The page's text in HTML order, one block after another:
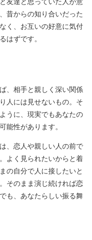
友達と思っていた人が意
昔からの知り合いだった
く、お互いの好意に気付
はずです。
、相手と親しく深い関係
人には見せないもの。そ
うに、現実でもあなたの
能性があります。
、恋人や親しい人の前で
よく見られたいからと着
の自分で人に接したいと
そのまま演じ続ければ恋
も、あなたらしい振る舞